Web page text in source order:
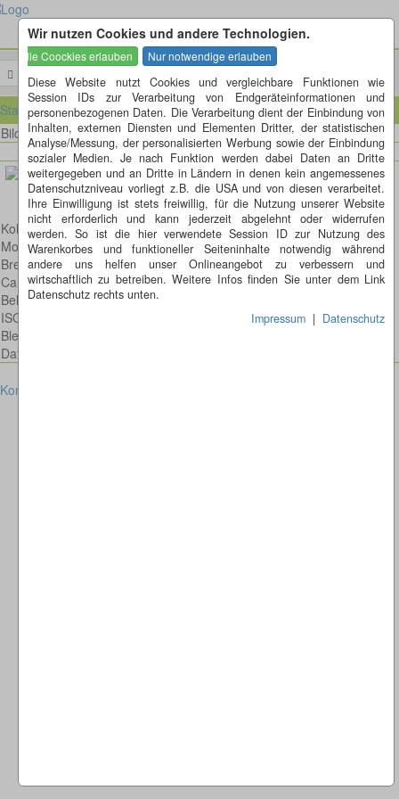
Wir nutzen Cookies und andere Technologien.
Diese Website nutzt Cookies und vergleichbare Funktionen wie
Session IDs zur Verarbeitung von Endgeräteinformationen und
personenbezogenen Daten. Die Verarbeitung dient der Einbindung von
Inhalten, externen Diensten und Elementen Dritter, der statistischen
Analyse/Messung, der personalisierten Werbung sowie der Einbindung
sozialer Medien. Je nach Funktion werden dabei Daten an Dritte
weitergegeben und an Dritte in Ländern in denen kein angemessenes
Datenschutzniveau vorliegt z.B. die USA und von diesen verarbeitet.
Ihre Einwilligung ist stets freiwillig, für die Nutzung unserer Website
nicht erforderlich und kann jederzeit abgelehnt oder widerrufen
werden. So ist die hier verwendete Session ID zur Nutzung des
Warenkorbes und funktioneller Seiteninhalte notwendig während
andere uns helfen unser Onlineangebot zu verbessern und
wirtschaftlich zu betreiben. Weitere Infos finden Sie unter dem Link
Datenschutz rechts unten.
Impressum | Datenschutz
Startseite
Bild 61 von 335Bilder
Kohlmeise
Model: Canon EOS 6D
Brennweite: 300mm
Canon EF 300mm 1:4,0 L IS USM
Belichtungsdauer : 1/250
ISO: 320
Blende: f/4.0
Datum: 2017:04:29 14:31:52
Kontakt